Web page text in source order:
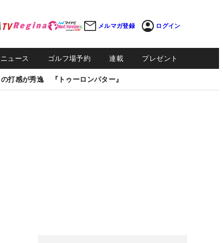
メルマガ登録 ログイン
ュース ゴルフ場予約 連載 プレゼント
打感が秀逸 『トゥーロンパター』